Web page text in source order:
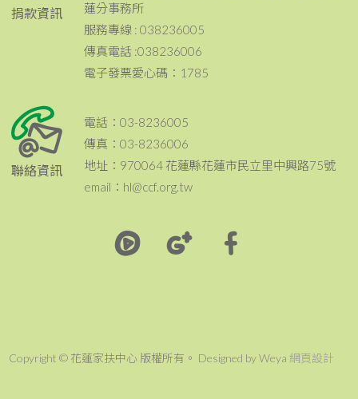
捐款資訊
蓮分事務所
服務專線 : 038236005
傳真電話 :038236006
電子發票愛心碼：1785
聯絡資訊
電話：03-8236005
傳真：03-8236006
地址：970064 花蓮縣花蓮市民立里中興路75號
email：hl@ccf.org.tw
Copyright © 花蓮家扶中心 版權所有。 Designed by Weya 網頁設計